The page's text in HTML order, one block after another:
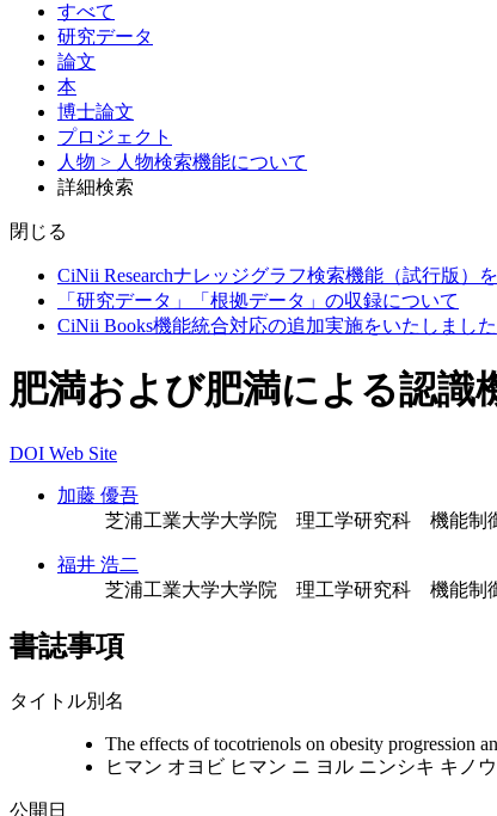
すべて
研究データ
論文
本
博士論文
プロジェクト
人物 > 人物検索機能について
詳細検索
閉じる
CiNii Researchナレッジグラフ検索機能（試行版）
「研究データ」「根拠データ」の収録について
CiNii Books機能統合対応の追加実施をいたしました
肥満および肥満による認識
DOI Web Site
加藤 優吾
芝浦工業大学大学院 理工学研究科 機能制
福井 浩二
芝浦工業大学大学院 理工学研究科 機能制
書誌事項
タイトル別名
The effects of tocotrienols on obesity progression
ヒマン オヨビ ヒマン ニ ヨル ニンシキ キノ
公開日